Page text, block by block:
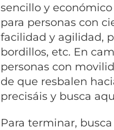
sencillo y
para personas con
facilidad y agilidad,
bordillos, etc. En
personas con
de que resbalen
precisáis y busca
Para terminar,